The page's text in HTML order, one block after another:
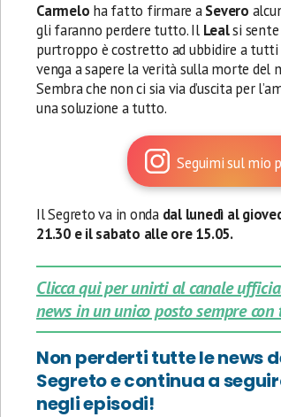
Carmelo ha fatto firmare aSevero
gli faranno perdere tutto. Il Lealsi sente
purtroppo è costretto ad ubbidire a
venga a sapere la verità sulla morte del
Sembra che non ci sia via d’uscita per
una soluzione a tutto.
Seguimi sul mio
Il Segreto va in onda dal lunedì al
21.30 e il sabato alle ore 15.05.
Clicca qui per unirti al canale
news in un unico posto sempre con
Non perderti tutte le news
Segreto e continua a
negli episodi!